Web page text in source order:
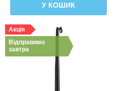
У КОШИК
Акція
Відправимо
завтра